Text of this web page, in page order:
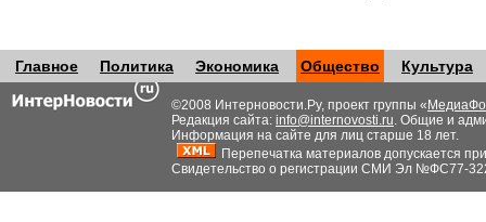
Главное Политика Экономика Общество Культура
©2008 Интерновости.Ру, проект группы «
Редакция сайта: info@internovosti.ru. Общие и
Информация на сайте для лиц старше 18 лет.
Перепечатка материалов допускается
Свидетельство о регистрации СМИ Эл №ФС77-